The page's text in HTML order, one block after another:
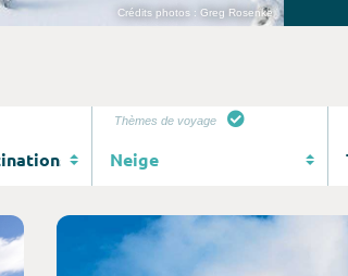
Crédits photos : Greg Rosenke
Thèmes de voyage
Consultez l'offre de voyage